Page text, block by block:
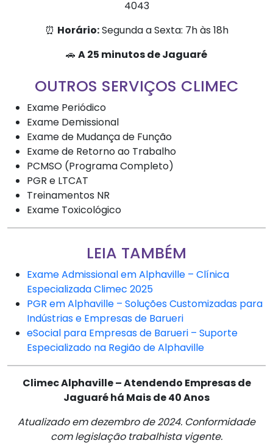
4043
⏰ Horário:Segunda a Sexta: 7h às 18h
🚗 A 25 minutos de Jaguaré
OUTROS SERVIÇOS CLIMEC
Exame Periódico
Exame Demissional
Exame de Mudança de Função
Exame de Retorno ao Trabalho
PCMSO (Programa Completo)
PGR e LTCAT
Treinamentos NR
Exame Toxicológico
LEIA TAMBÉM
Exame Admissional em Alphaville – Clínica
Especializada Climec 2025
PGR em Alphaville – Soluções Customizadas para
Indústrias e Empresas de Barueri
eSocial para Empresas de Barueri – Suporte
Especializado na Região de Alphaville
Climec Alphaville – Atendendo Empresas de
Jaguaré há Mais de 40 Anos
Atualizado em dezembro de 2024. Conformidade
com legislação trabalhista vigente.